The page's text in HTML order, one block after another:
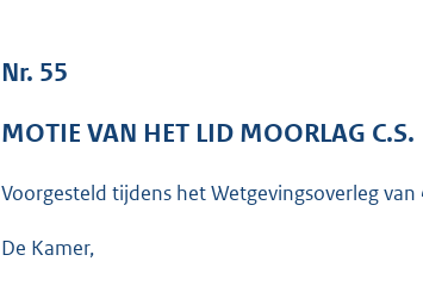
o
o
Nr. 55
MOTIE VAN HET LID MOORLAG C.S.
Voorgesteld tijdens het Wetgevingsoverleg van
De Kamer,